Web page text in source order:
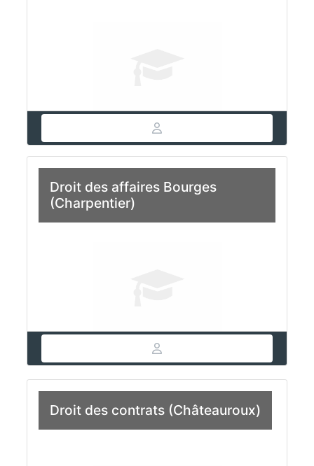
Droit des affaires Bourges
(Charpentier)
Droit des contrats (Châteauroux)